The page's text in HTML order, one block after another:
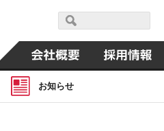
お知らせ